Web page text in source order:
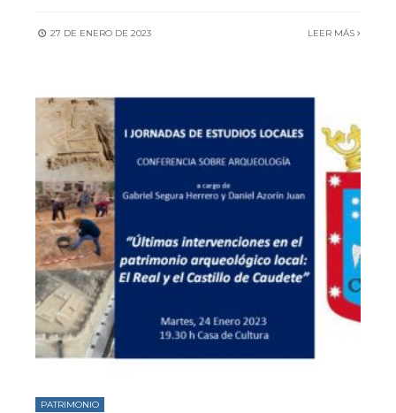
27 DE ENERO DE 2023 LEER MÁS
PATRIMONIO